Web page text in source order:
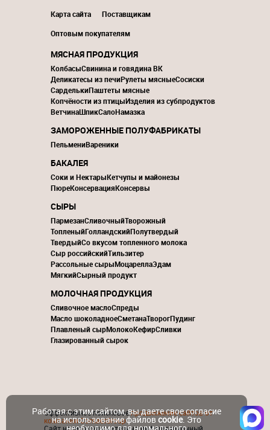
Карта сайта
Поставщикам
Оптовым покупателям
МЯСНАЯ ПРОДУКЦИЯ
КолбасыСвинина и говядина ВК
Деликатесы из печиРулеты мясныеСосиски
СарделькиПаштеты мясные
Копчёности из птицыИзделия из субпродуктов
ВетчинаШпикСалоНамазка
ЗАМОРОЖЕННЫЕ ПОЛУФАБРИКАТЫ
ПельмениВареники
БАКАЛЕЯ
Соки и НектарыКетчупы и майонезы
ПюреКонсервацияКонсервы
СЫРЫ
ПармезанСливочныйТворожный
ТопленыйГолландскийПолутвердый
ТвердыйСо вкусом топленного молока
Сыр российскийТильзитер
Рассольные сырыМоцареллаЭдам
МягкийСырный продукт
МОЛОЧНАЯ ПРОДУКЦИЯ
Сливочное маслоСпреды
Масло шоколадноеСметанаТворогПудинг
Плавленый сырМолокоКефирСливки
Глазированный сырок
Эффективное поисковоепродвижение сайтов от
компании ContactGroup
Сайт носит исключительно информационный
Работая с этим сайтом, вы даете свое согласие
на использование файловcookie. Это